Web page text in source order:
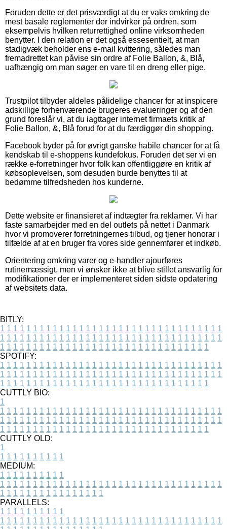
Foruden dette er det prisværdigt at du er vaks omkring de
mest basale reglementer der indvirker på ordren, som
eksempelvis hvilken returrettighed online virksomheden
benytter. I den relation er det også essesentielt, at man
stadigvæk beholder ens e-mail kvittering, således man
fremadrettet kan påvise sin ordre af Folie Ballon, &, Blå,
uafhængig om man søger en vare til en dreng eller pige.
Trustpilot tilbyder aldeles pålidelige chancer for at inspicere
adskillige forhenværende brugeres evalueringer og af den
grund foreslår vi, at du iagttager internet firmaets kritik af
Folie Ballon, &, Blå forud for at du færdiggør din shopping.
Facebook byder på for øvrigt ganske habile chancer for at få
kendskab til e-shoppens kundefokus. Foruden det ser vi en
række e-forretninger hvor folk kan offentliggøre en kritik af
købsoplevelsen, som desuden burde benyttes til at
bedømme tilfredsheden hos kunderne.
Dette website er finansieret af indtægter fra reklamer. Vi har
faste samarbejder med en del outlets på nettet i Danmark
hvor vi promoverer forretningernes tilbud, og tjener honorar i
tilfælde af at en bruger fra vores side gennemfører et indkøb.
Orientering omkring varer og e-handler ajourføres
rutinemæssigt, men vi ønsker ikke at blive stillet ansvarlig for
modifikationer der er implementeret siden sidste opdatering
af websitets data.
BITLY:
1 1 1 1 1 1 1 1 1 1 1 1 1 1 1 1 1 1 1 1 1 1 1 1 1 1 1 1 1 1 1 1 1 1
1 1 1 1 1 1 1 1 1 1 1 1 1 1 1 1 1 1 1 1 1 1 1 1 1 1 1 1 1 1 1 1 1 1
1 1 1 1 1 1 1 1 1 1 1 1 1 1 1 1 1 1 1 1 1 1 1 1 1 1 1 1 1 1 1 1
SPOTIFY:
1 1 1 1 1 1 1 1 1 1 1 1 1 1 1 1 1 1 1 1 1 1 1 1 1 1 1 1 1 1 1 1 1 1
1 1 1 1 1 1 1 1 1 1 1 1 1 1 1 1 1 1 1 1 1 1 1 1 1 1 1 1 1 1 1 1 1 1
1 1 1 1 1 1 1 1 1 1 1 1 1 1 1 1 1 1 1 1 1 1 1 1 1 1 1 1 1 1 1 1
CUTTLY BIO:
1
1 1 1 1 1 1 1 1 1 1 1 1 1 1 1 1 1 1 1 1 1 1 1 1 1 1 1 1 1 1 1 1 1 1
1 1 1 1 1 1 1 1 1 1 1 1 1 1 1 1 1 1 1 1 1 1 1 1 1 1 1 1 1 1 1 1 1 1
1 1 1 1 1 1 1 1 1 1 1 1 1 1 1 1 1 1 1 1 1 1 1 1 1 1 1 1 1 1 1 1
CUTTLY OLD:
1
1 1 1 1 1 1 1 1 1 1
MEDIUM:
1 1 1 1 1 1 1 1 1 1
1 1 1 1 1 1 1 1 1 1 1 1 1 1 1 1 1 1 1 1 1 1 1 1 1 1 1 1 1 1 1 1 1 1
1 1 1 1 1 1 1 1 1 1 1 1 1 1 1 1
PARALLELS:
1 1 1 1 1 1 1 1 1 1
1 1 1 1 1 1 1 1 1 1 1 1 1 1 1 1 1 1 1 1 1 1 1 1 1 1 1 1 1 1 1 1 1 1